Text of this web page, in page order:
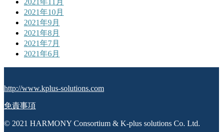
2021年10月
2021年9月
2021年8月
2021年7月
2021年6月
http://www.kplus-solutions.com
免責事項
© 2021 HARMONY Consortium & K-plus solutions Co. Ltd.